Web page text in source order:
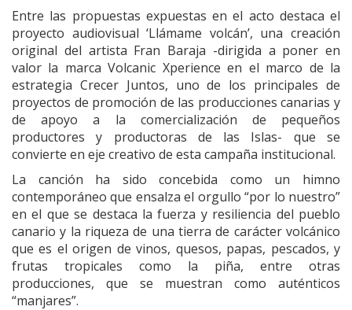
Entre las propuestas expuestas en el acto destaca el
proyecto audiovisual ‘Llámame volcán’, una creación
original del artista Fran Baraja -dirigida a poner en
valor la marca Volcanic Xperience en el marco de la
estrategia Crecer Juntos, uno de los principales de
proyectos de promoción de las producciones canarias y
de apoyo a la comercialización de pequeños
productores y productoras de las Islas- que se
convierte en eje creativo de esta campaña institucional.
La canción ha sido concebida como un himno
contemporáneo que ensalza el orgullo “por lo nuestro”
en el que se destaca la fuerza y resiliencia del pueblo
canario y la riqueza de una tierra de carácter volcánico
que es el origen de vinos, quesos, papas, pescados, y
frutas tropicales como la piña, entre otras
producciones, que se muestran como auténticos
“manjares”.